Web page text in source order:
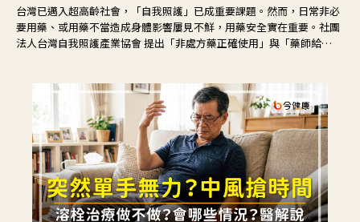
台灣已邁入超高齡社會，「自我照護」已成重要課題。然而，日常非必
要用藥、或用藥不當造成身體影響屢見不鮮，用藥安全實在重要。社團
法人台灣自我照護產業協會 提出「非處方藥正確使用」與「藥師給